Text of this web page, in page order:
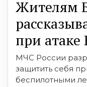
Жителям
при
МЧС России
защитить себя
беспилотными